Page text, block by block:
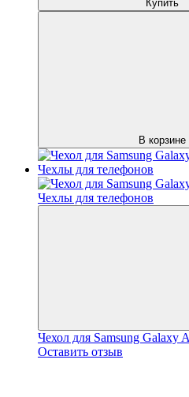
Купить
В корзине
Чехол для Samsung Galaxy
Оставить отзыв